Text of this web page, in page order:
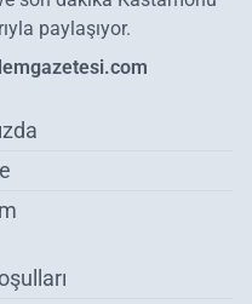
paylaşıyor.